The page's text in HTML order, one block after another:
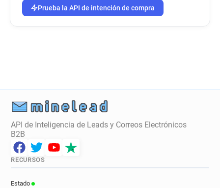
Prueba la API de intención de compra
API de Inteligencia de Leads y Correos Electrónicos
B2B
RECURSOS
Estado